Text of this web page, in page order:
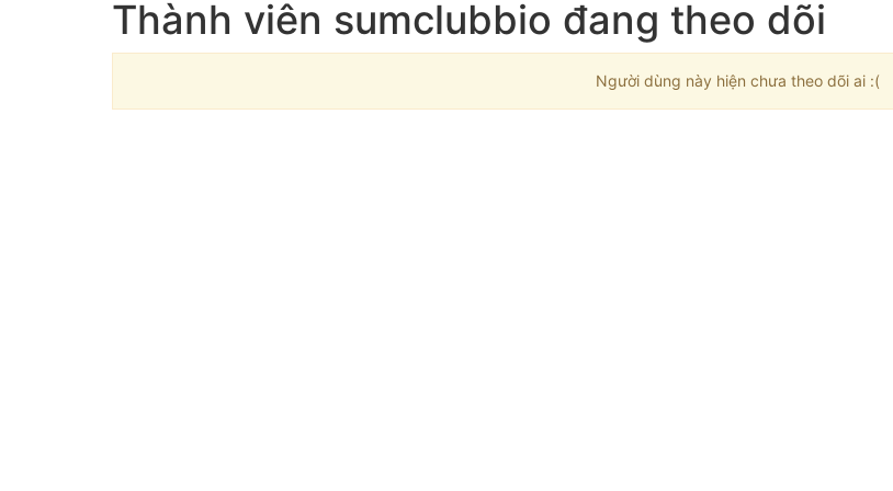
Thành viên sumclubbio đang theo dõi
Người dùng này hiện chưa theo dõi ai :(